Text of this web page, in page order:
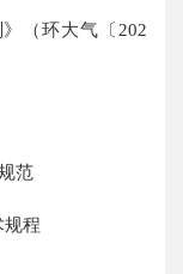
（环大气〔202
范
规程